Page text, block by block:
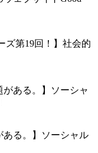
ズ第19回！】社会的
ある。】ソーシャル